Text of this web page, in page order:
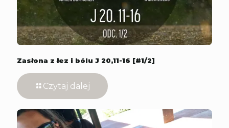
Zasłona z łez i bólu J 20,11-16 [#1/2]
Czytaj dalej